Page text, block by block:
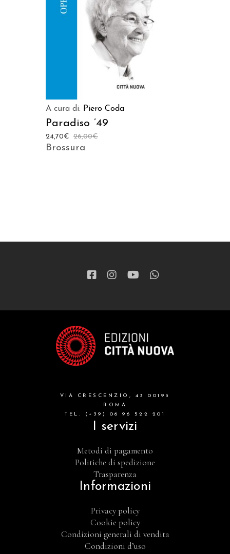
A cura di: Piero Coda
Paradiso ’49
26,00€
24,70€
Brossura
VIA CRESCENZIO, 43 00193
ROMA
TEL. (+39) 06 96 522 201
I servizi
Metodi di pagamento
Politiche di spedizione
Trasparenza
Informazioni
Privacy policy
Cookie policy
Condizioni generali di vendita
Condizioni d’uso